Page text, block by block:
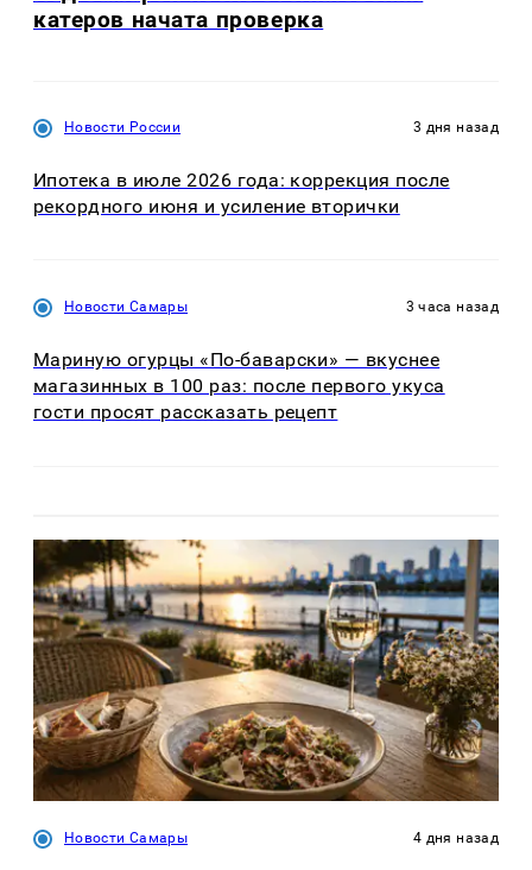
катеров начата проверка
Новости России 3 дня назад
Ипотека в июле 2026 года: коррекция после
рекордного июня и усиление вторички
Новости Самары 3 часа назад
Мариную огурцы «По-баварски» — вкуснее
магазинных в 100 раз: после первого укуса
гости просят рассказать рецепт
Новости Самары 4 дня назад